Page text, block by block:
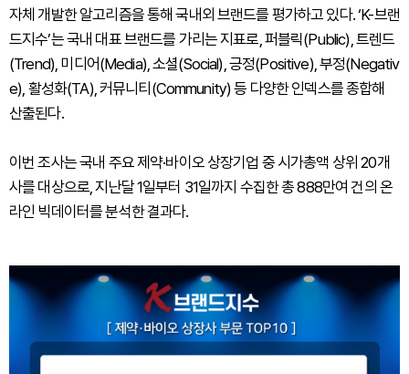
자체 개발한 알고리즘을 통해 국내외 브랜드를 평가하고 있다. ‘K-브랜
드지수’는 국내 대표 브랜드를 가리는 지표로, 퍼블릭(Public), 트렌드
(Trend), 미디어(Media), 소셜(Social), 긍정(Positive), 부정(Negativ
e), 활성화(TA), 커뮤니티(Community) 등 다양한 인덱스를 종합해
산출된다.
이번 조사는 국내 주요 제약·바이오 상장기업 중 시가총액 상위 20개
사를 대상으로, 지난달 1일부터 31일까지 수집한 총 888만여 건의 온
라인 빅데이터를 분석한 결과다.